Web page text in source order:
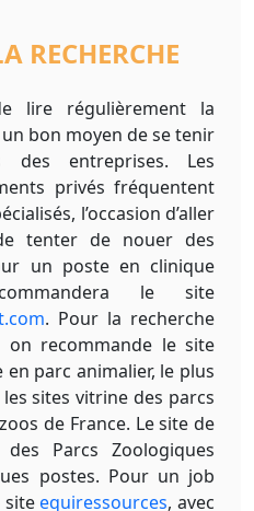
RECHERCHE
lire régulièrement la
un bon moyen de se tenir
des entreprises. Les
privés fréquentent
l’occasion d’aller
tenter de nouer des
un poste en clinique
le site
. Pour la recherche
on recommande le site
parc animalier, le plus
sites vitrine des parcs
de France. Le site de
des Parcs Zoologiques
postes. Pour un job
siteequiressources, avec